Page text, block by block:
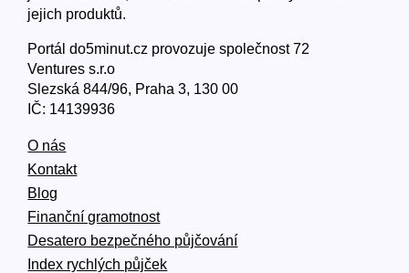
jejich produktů.
Portál do5minut.cz provozuje společnost 72
Ventures s.r.o
Slezská 844/96, Praha 3, 130 00
IČ: 14139936
O nás
Kontakt
Blog
Finanční gramotnost
Desatero bezpečného půjčování
Index rychlých půjček